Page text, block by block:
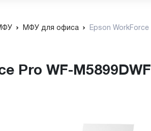
МФУ для офиса Epson WorkForce
Pro WF-